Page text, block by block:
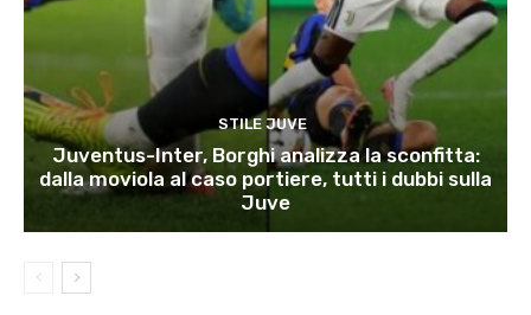
STILE JUVE
Juventus-Inter, Borghi analizza la sconfitta:
dalla moviola al caso portiere, tutti i dubbi sulla
Juve